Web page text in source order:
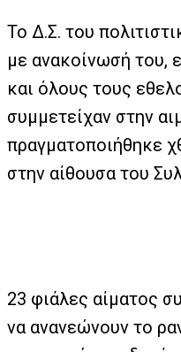
Το Δ.Σ. του
με ανακοίνωσή του,
και όλους τους
συμμετείχαν στην
πραγματοποιήθηκε
στην αίθουσα του
23 φιάλες αίματος
να ανανεώνουν το